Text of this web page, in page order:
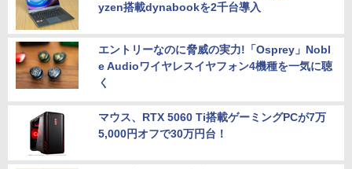
yzen搭載dynabookを2千台導入
エントリーなのに脅威の実力!「Osprey」Nobl
e Audioワイヤレスイヤフォン4機種を一気に聴
く
マウス、RTX 5060 Ti搭載ゲーミングPCが7万
5,000円オフで30万円台！